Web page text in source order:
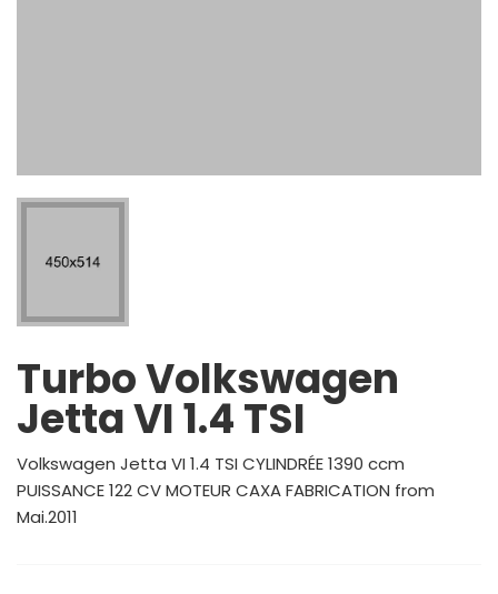
Turbo Volkswagen
Jetta VI 1.4 TSI
Volkswagen Jetta VI 1.4 TSI CYLINDRÉE 1390 ccm
PUISSANCE 122 CV MOTEUR CAXA FABRICATION from
Mai.2011